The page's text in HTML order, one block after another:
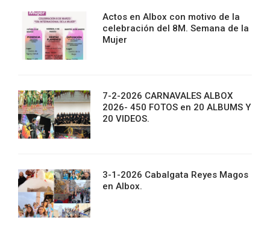
Actos en Albox con motivo de la
celebración del 8M. Semana de la
Mujer
7-2-2026 CARNAVALES ALBOX
2026- 450 FOTOS en 20 ALBUMS Y
20 VIDEOS.
3-1-2026 Cabalgata Reyes Magos
en Albox.